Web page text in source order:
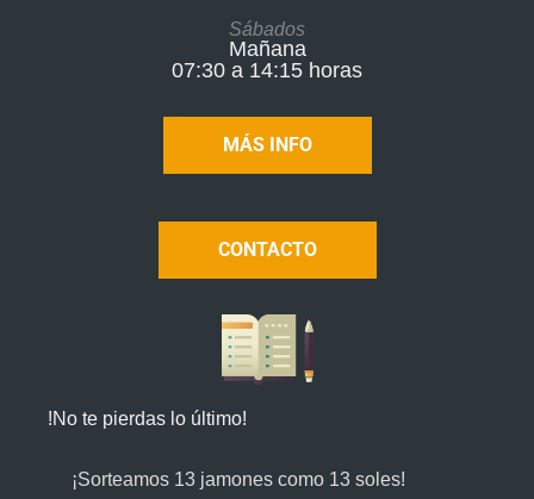
Sábados
Mañana
07:30 a 14:15 horas
MÁS INFO
CONTACTO
!No te pierdas lo último!
¡Sorteamos 13 jamones como 13 soles!